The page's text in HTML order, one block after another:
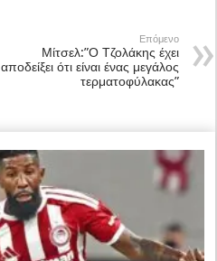
Επόμενο
Μίτσελ:”Ο Τζολάκης έχει
αποδείξει ότι είναι ένας μεγάλος
τερματοφύλακας”